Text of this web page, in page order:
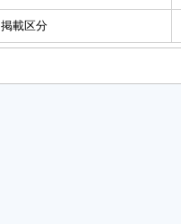
掲載区分